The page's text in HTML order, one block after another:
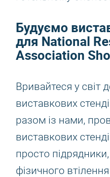
Будуємо
для National
Association
Вривайтеся у світ
виставкових
разом із нами,
виставкових
просто
фізичного